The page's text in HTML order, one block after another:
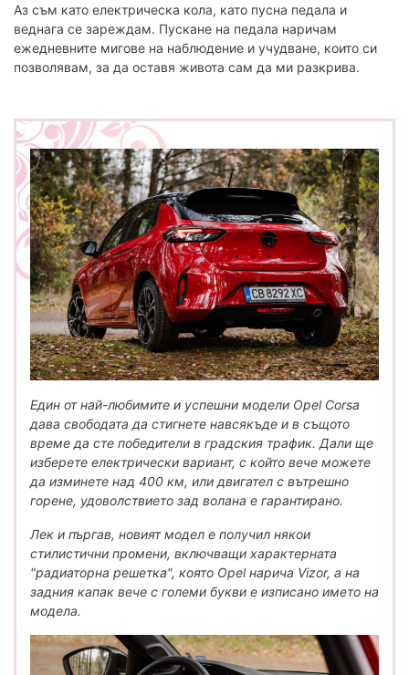
Аз съм като електрическа кола, като пусна педала и
веднага се зареждам. Пускане на педала наричам
ежедневните мигове на наблюдение и учудване, които си
позволявам, за да оставя живота сам да ми разкрива.
Един от най-любимите и успешни модели Opel Corsa
дава свободата да стигнете навсякъде и в същото
време да сте победители в градския трафик. Дали ще
изберете електрически вариант, с който вече можете
да изминете над 400 км, или двигател с вътрешно
горене, удоволствието зад волана е гарантирано.
Лек и пъргав, новият модел е получил някои
стилистични промени, включващи характерната
"радиаторна решетка", която Opel нарича Vizor, а на
задния капак вече с големи букви е изписано името на
модела.
Вече 18 години сме на медийния пазар!
Абонирай се за седмичния нюзлетер на
твоят БИЗНЕС и ще получаваш избрани
авторски бизнес статии, информация за
наши проекти и събития, специални
покани
Абонирай се